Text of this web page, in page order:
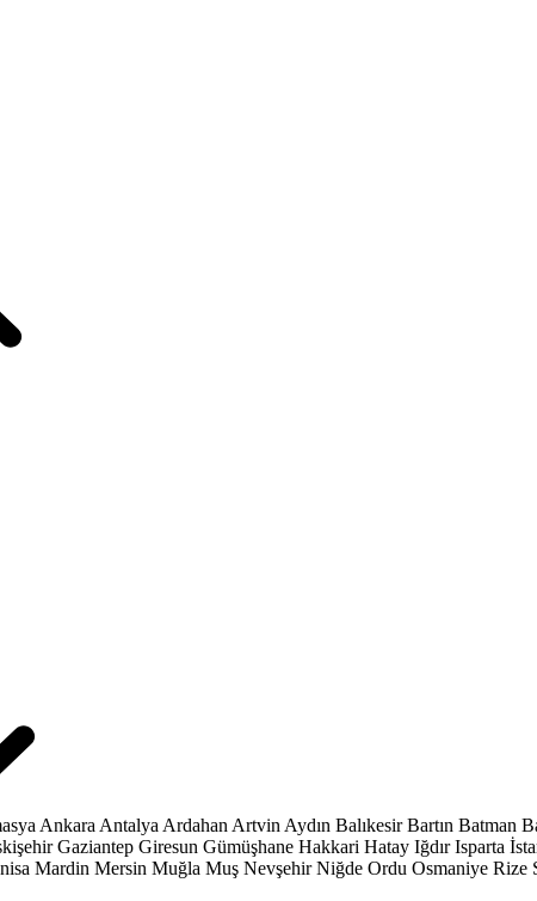
Ankara Antalya Ardahan Artvin Aydın Balıkesir Bartın Batman
Gaziantep Giresun Gümüşhane Hakkari Hatay Iğdır Isparta
Mardin Mersin Muğla Muş Nevşehir Niğde Ordu Osmaniye Rize